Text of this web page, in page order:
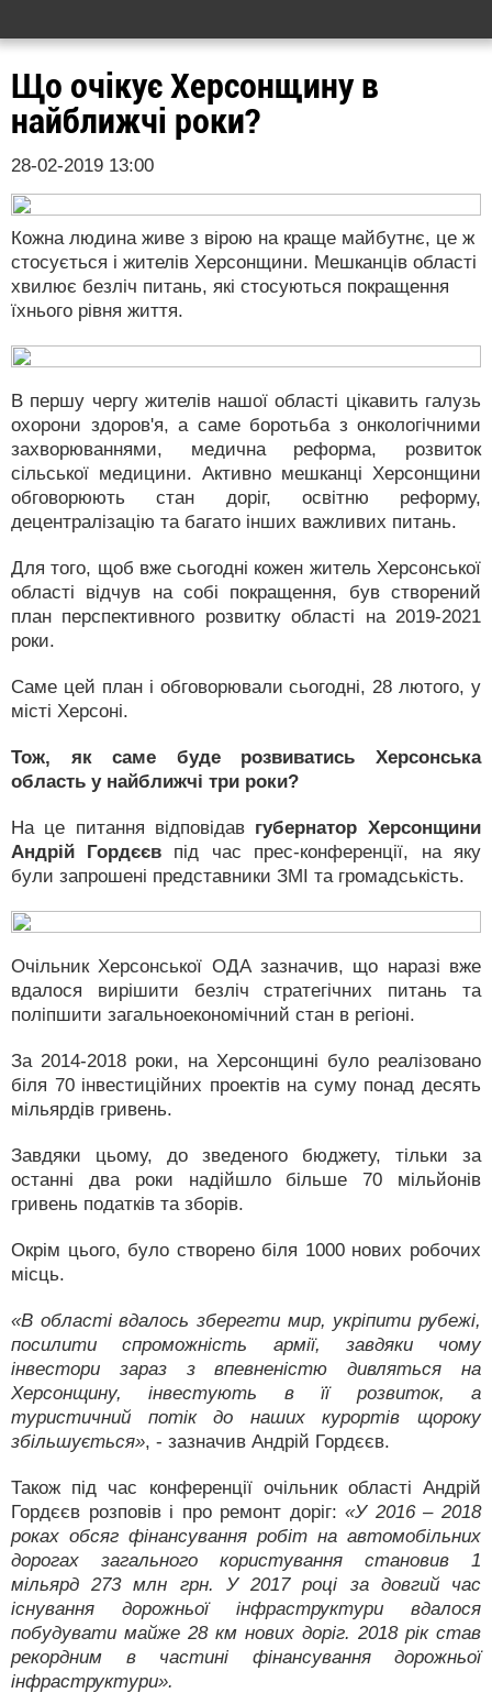
Що очікує Херсонщину в
найближчі роки?
28-02-2019 13:00
Кожна людина живе з вірою на краще майбутнє, це ж
стосується і жителів Херсонщини. Мешканців області
хвилює безліч питань, які стосуються покращення
їхнього рівня життя.
В першу чергу жителів нашої області цікавить галузь
охорони здоров'я, а саме боротьба з онкологічними
захворюваннями, медична реформа, розвиток
сільської медицини. Активно мешканці Херсонщини
обговорюють стан доріг, освітню реформу,
децентралізацію та багато інших важливих питань.
Для того, щоб вже сьогодні кожен житель Херсонської
області відчув на собі покращення, був створений
план перспективного розвитку області на 2019-2021
роки.
Саме цей план і обговорювали сьогодні, 28 лютого, у
місті Херсоні.
Тож, як саме буде розвиватись Херсонська
область у найближчі три роки?
На це питання відповідав губернатор Херсонщини
Андрій Гордєєв під час прес-конференції, на яку
були запрошені представники ЗМІ та громадськість.
Очільник Херсонської ОДА зазначив, що наразі вже
вдалося вирішити безліч стратегічних питань та
поліпшити загальноекономічний стан в регіоні.
За 2014-2018 роки, на Херсонщині було реалізовано
біля 70 інвестиційних проектів на суму понад десять
мільярдів гривень.
Завдяки цьому, до зведеного бюджету, тільки за
останні два роки надійшло більше 70 мільйонів
гривень податків та зборів.
Окрім цього, було створено біля 1000 нових робочих
місць.
«В області вдалось зберегти мир, укріпити рубежі,
посилити спроможність армії, завдяки чому
інвестори зараз з впевненістю дивляться на
Херсонщину, інвестують в її розвиток, а
туристичний потік до наших курортів щороку
збільшується», - зазначив Андрій Гордєєв.
Також під час конференції очільник області Андрій
Гордєєв розповів і про ремонт доріг: «У 2016 – 2018
роках обсяг фінансування робіт на автомобільних
дорогах загального користування становив 1
мільярд 273 млн грн. У 2017 році за довгий час
існування дорожньої інфраструктури вдалося
побудувати майже 28 км нових доріг. 2018 рік став
рекордним в частині фінансування дорожньої
інфраструктури».